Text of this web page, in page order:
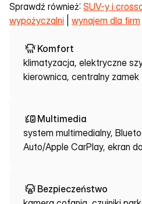
Sprawdź również: SUV-y i
wypożyczalni
wynajem dla firm
Komfort
klimatyzacja, elektryczne
kierownica, centralny zamek
Multimedia
system multimedialny,
Auto/Apple CarPlay, ekran
Bezpieczeństwo